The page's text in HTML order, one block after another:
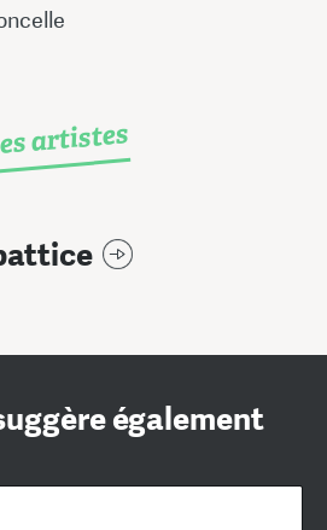
artistes
également